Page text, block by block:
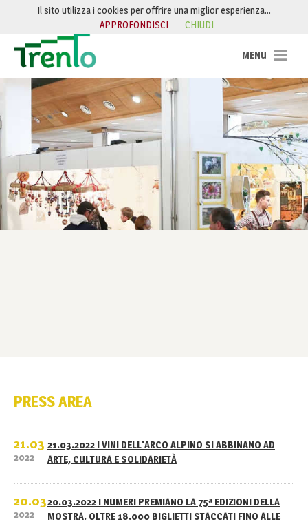
Salta al contenuto
PRESS AREA
21.03
2022
21.03.2022 I VINI DELL'ARCO ALPINO SI ABBINANO AD
ARTE, CULTURA E SOLIDARIETÀ
20.03
2022
20.03.2022 I NUMERI PREMIANO LA 75ª EDIZIONI DELLA
MOSTRA. OLTRE 18.000 BIGLIETTI STACCATI FINO ALLE
Il sito utilizza i cookies per offrire una miglior esperienza…
APPROFONDISCI
CHIUDI